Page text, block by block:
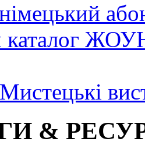
каталог
&